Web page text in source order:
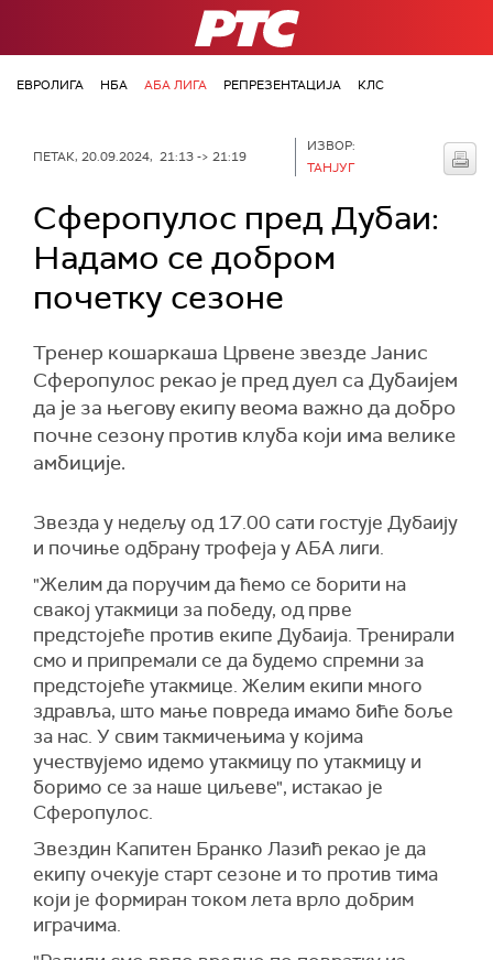
РТС
ЕВРОЛИГА НБА АБА ЛИГА РЕПРЕЗЕНТАЦИЈА КЛС
ПЕТАК, 20.09.2024, 21:13 -> 21:19
ИЗВОР:
ТАНЈУГ
Сферопулос пред Дубаи:
Надамо се добром
почетку сезоне
Тренер кошаркаша Црвене звезде Јанис
Сферопулос рекао је пред дуел са Дубаијем
да је за његову екипу веома важно да добро
почне сезону против клуба који има велике
амбиције.
Звезда у недељу од 17.00 сати гостује Дубаију
и почиње одбрану трофеја у АБА лиги.
"Желим да поручим да ћемо се борити на
свакој утакмици за победу, од прве
предстојеће против екипе Дубаија. Тренирали
смо и припремали се да будемо спремни за
предстојеће утакмице. Желим екипи много
здравља, што мање повреда имамо биће боље
за нас. У свим такмичењима у којима
учествујемо идемо утакмицу по утакмицу и
боримо се за наше циљеве", истакао је
Сферопулос.
Звездин Капитен Бранко Лазић рекао је да
екипу очекује старт сезоне и то против тима
који је формиран током лета врло добрим
играчима.